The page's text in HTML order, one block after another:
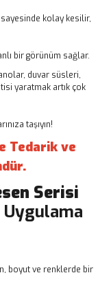
sayesinde kolay kesilir,
bir görünüm sağlar.
duvar süsleri,
yaratmak artık çok
taşıyın!
Tedarik ve
Serisi
Uygulama
boyut ve renklerde bir